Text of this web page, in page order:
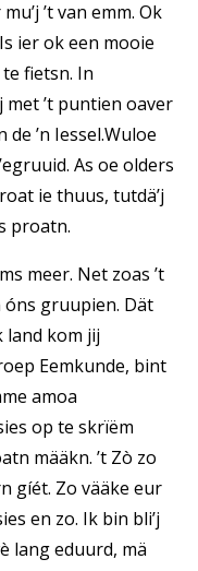
’t van emm. Ok
ier ok een mooie
fietsn. In
’t puntien oaver
’n Iessel.Wuloe
As oe olders
ie thuus, tutdä’j
proatn.
meer. Net zoas ’t
óns gruupien. Dät
land kom jij
Eemkunde, bint
amoa
op te skrïëm
määkn. ’t Zò zo
gíét. Zo vääke eur
en zo. Ik bin bli’j
lang eduurd, mä